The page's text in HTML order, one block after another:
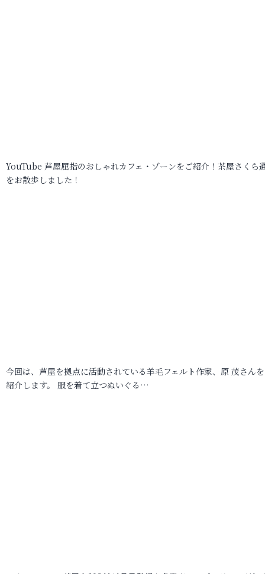
YouTube 芦屋屈指のおしゃれカフェ・ゾーンをご紹介！茶屋さくら
をお散歩しました！
今回は、芦屋を拠点に活動されている羊毛フェルト作家、原 茂さん
紹介します。 服を着て立つぬいぐる…